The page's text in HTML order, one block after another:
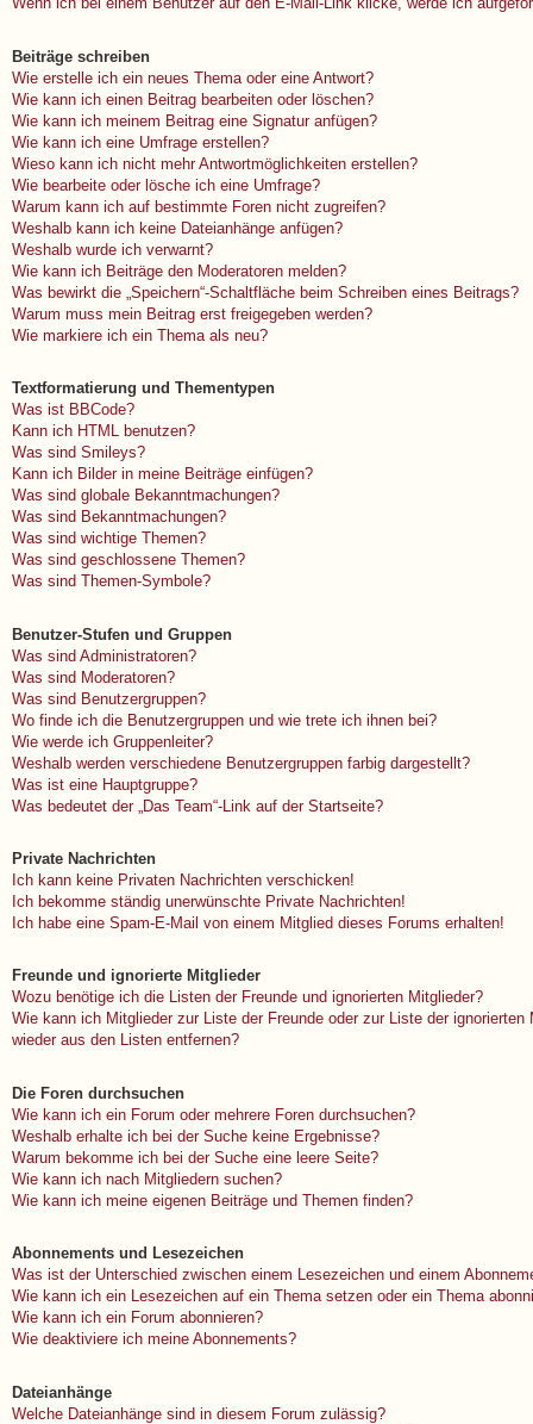
Beiträge schreiben
Wie erstelle ich ein neues Thema oder eine Antwort?
Wie kann ich einen Beitrag bearbeiten oder löschen?
Wie kann ich meinem Beitrag eine Signatur anfügen?
Wie kann ich eine Umfrage erstellen?
Wieso kann ich nicht mehr Antwortmöglichkeiten erstellen?
Wie bearbeite oder lösche ich eine Umfrage?
Warum kann ich auf bestimmte Foren nicht zugreifen?
Weshalb kann ich keine Dateianhänge anfügen?
Weshalb wurde ich verwarnt?
Wie kann ich Beiträge den Moderatoren melden?
Was bewirkt die „Speichern“-Schaltfläche beim Schreiben eines Beitrags?
Warum muss mein Beitrag erst freigegeben werden?
Wie markiere ich ein Thema als neu?
Textformatierung und Thementypen
Was ist BBCode?
Kann ich HTML benutzen?
Was sind Smileys?
Kann ich Bilder in meine Beiträge einfügen?
Was sind globale Bekanntmachungen?
Was sind Bekanntmachungen?
Was sind wichtige Themen?
Was sind geschlossene Themen?
Was sind Themen-Symbole?
Benutzer-Stufen und Gruppen
Was sind Administratoren?
Was sind Moderatoren?
Was sind Benutzergruppen?
Wo finde ich die Benutzergruppen und wie trete ich ihnen bei?
Wie werde ich Gruppenleiter?
Weshalb werden verschiedene Benutzergruppen farbig dargestellt?
Was ist eine Hauptgruppe?
Was bedeutet der „Das Team“-Link auf der Startseite?
Private Nachrichten
Ich kann keine Privaten Nachrichten verschicken!
Ich bekomme ständig unerwünschte Private Nachrichten!
Ich habe eine Spam-E-Mail von einem Mitglied dieses Forums erhalten!
Freunde und ignorierte Mitglieder
Wozu benötige ich die Listen der Freunde und ignorierten Mitglieder?
Wie kann ich Mitglieder zur Liste der Freunde oder zur Liste der ignorierten
wieder aus den Listen entfernen?
Die Foren durchsuchen
Wie kann ich ein Forum oder mehrere Foren durchsuchen?
Weshalb erhalte ich bei der Suche keine Ergebnisse?
Warum bekomme ich bei der Suche eine leere Seite?
Wie kann ich nach Mitgliedern suchen?
Wie kann ich meine eigenen Beiträge und Themen finden?
Abonnements und Lesezeichen
Was ist der Unterschied zwischen einem Lesezeichen und einem
Wie kann ich ein Lesezeichen auf ein Thema setzen oder ein Thema
Wie kann ich ein Forum abonnieren?
Wie deaktiviere ich meine Abonnements?
Dateianhänge
Welche Dateianhänge sind in diesem Forum zulässig?